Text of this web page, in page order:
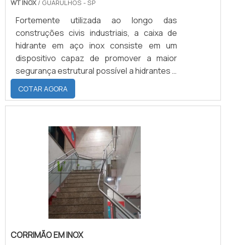
WT INOX / GUARULHOS - SP
Fortemente utilizada ao longo das
construções civis industriais, a caixa de
hidrante em aço inox consiste em um
dispositivo capaz de promover a maior
segurança estrutural possível a hidrantes e
demais acessórios de similar configuração.
Em primeiro lugar, a caixa de hidrante de
aço inox se apresenta como um dos
versatilidade em suas aplicações. A
dimensão do objeto, no entanto, pode ser
personalizada de acordo com cada
necessidade do cliente parceiro.Pro.
COTAR AGORA
CORRIMÃO EM INOX